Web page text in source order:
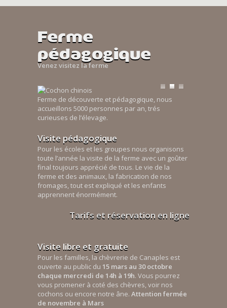
Ferme
pédagogique
Venez visitez la ferme
Ferme de découverte et pédagogique, nous
accueillons 5000 personnes par an, trés
curieuses de l’élevage.
Visite pédagogique
Pour les écoles et les groupes nous organisons
toute l’année la visite de la ferme avec un goûter
final toujours apprécié de tous. Le vie de la
ferme et des animaux, la fabrication de nos
fromages, tout est expliqué et les enfants
apprennent énormément.
Tarifs et réservation en ligne
Visite libre et gratuite
Pour les familles, la chèvrerie de Canaples est
ouverte au public du 15 mars au 30 octobre
chaque mercredi de 14h à 19h. Vous pourrez
vous promener à coté des chèvres, voir nos
cochons ou encore notre âne. Attention fermée
de novembre à Mars